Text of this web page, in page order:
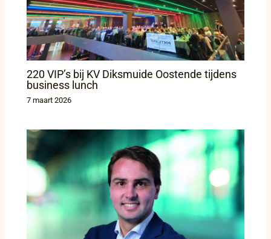
220 VIP’s bij KV Diksmuide Oostende tijdens
business lunch
7 maart 2026